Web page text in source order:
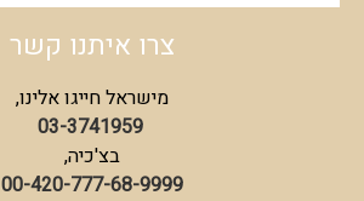
צרו איתנו קשר
מישראל חייגו אלינו,
03-3741959
בצ'כיה,
00-420-777-68-9999